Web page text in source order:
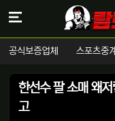
공식보증업체 스포츠중계
한선수 팔 소매 왜
고